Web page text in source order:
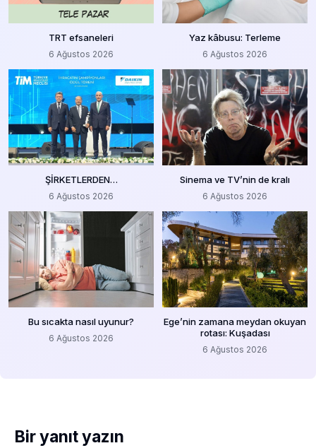
TRT efsaneleri
6 Ağustos 2026
Yaz kâbusu: Terleme
6 Ağustos 2026
ŞİRKETLERDEN…
6 Ağustos 2026
Sinema ve TV’nin de kralı
6 Ağustos 2026
Bu sıcakta nasıl uyunur?
6 Ağustos 2026
Ege’nin zamana meydan okuyan
rotası: Kuşadası
6 Ağustos 2026
Bir yanıt yazın